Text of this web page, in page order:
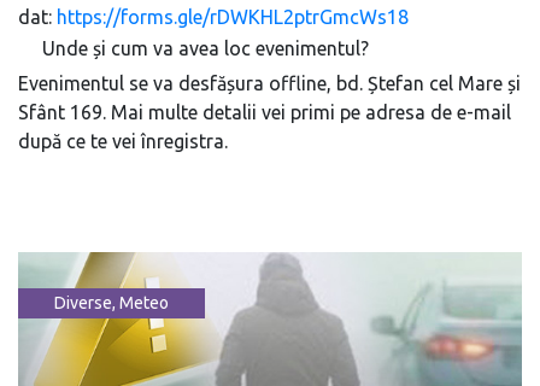
dat: https://forms.gle/rDWKHL2ptrGmcWs18
Unde și cum va avea loc evenimentul?
Evenimentul se va desfășura offline, bd. Ștefan cel Mare și
Sfânt 169. Mai multe detalii vei primi pe adresa de e-mail
după ce te vei înregistra.
Diverse, Meteo